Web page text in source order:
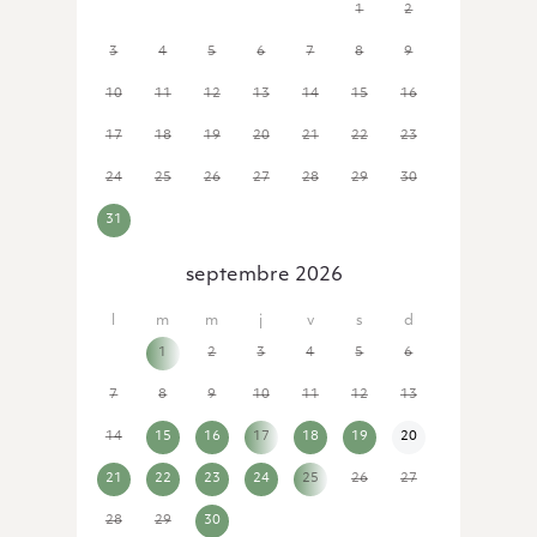
1 2
3 4 5 6 7 8 9
10 11 12 13 14 15 16
17 18 19 20 21 22 23
24 25 26 27 28 29 30
31
septembre 2026
1 2 3 4 5 6
7 8 9 10 11 12 13
14 15 16 17 18 19 20
21 22 23 24 25 26 27
28 29 30